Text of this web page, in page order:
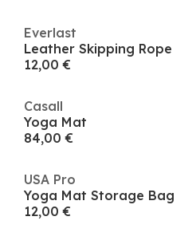
Everlast
Leather Skipping Rope
12,00 €
Casall
Yoga Mat
84,00 €
USA Pro
Yoga Mat Storage Bag
12,00 €